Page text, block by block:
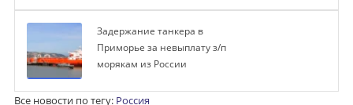
Задержание танкера в
Приморье за невыплату з/п
морякам из России
Все новости по тегу: Россия